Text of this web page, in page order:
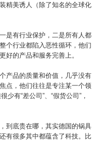
精美诱人（除了知名的全球化
是有行业保护，二是所有人都
个行业都陷入恶性循环，他们
好的产品和服务完善上。
产品的质量和价值，几乎没有
点，他们往往是专注某一个领
少有“差公司”、“假货公司”，
到底贵在哪，其实德国的锅具
有很多其中都蕴含了科技。比